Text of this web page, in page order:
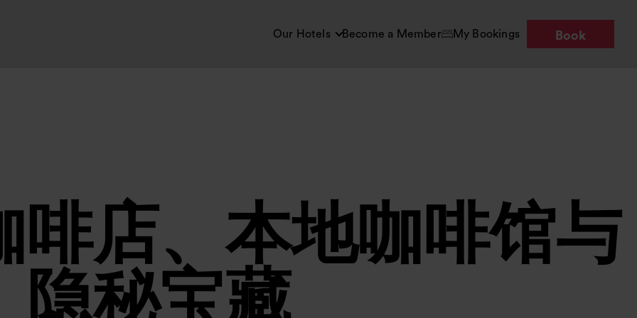
Our Hotels Become a Member My Bookings Book
啡店、本地咖啡馆与
隐秘宝藏